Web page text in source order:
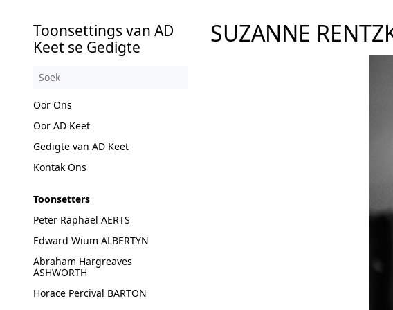
Toonsettings van AD
Keet se Gedigte
Oor Ons
Oor AD Keet
Gedigte van AD Keet
Kontak Ons
Toonsetters
Peter Raphael AERTS
Edward Wium ALBERTYN
Abraham Hargreaves
ASHWORTH
Horace Percival BARTON
SUZANNE